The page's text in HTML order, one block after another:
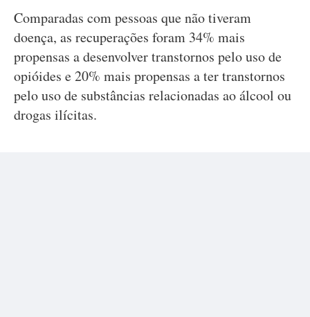
Comparadas com pessoas que não tiveram
doença, as recuperações foram 34% mais
propensas a desenvolver transtornos pelo uso de
opióides e 20% mais propensas a ter transtornos
pelo uso de substâncias relacionadas ao álcool ou
drogas ilícitas.